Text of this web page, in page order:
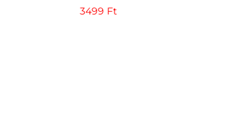
3499 Ft